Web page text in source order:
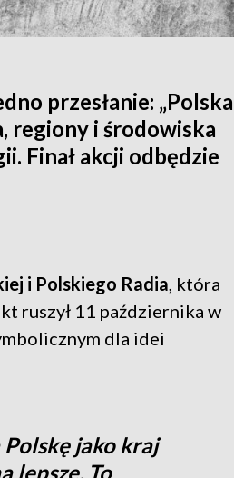
przesłanie: „Polska
regiony i środowiska
Finał akcji odbędzie
i Polskiego Radia, która
ruszył 11 października w
dla idei
jako kraj
lepsze. To